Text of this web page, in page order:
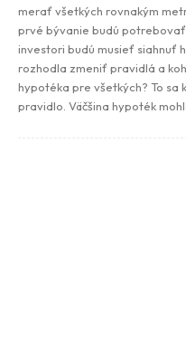
merať všetkých rovnakým
prvé bývanie budú
investori budú musieť siahnuť hlbšie do
rozhodla zmeniť pravidlá a koho
hypotéka pre všetkých? To sa končí Doteraz platilo
pravidlo. Väčšina hypoték